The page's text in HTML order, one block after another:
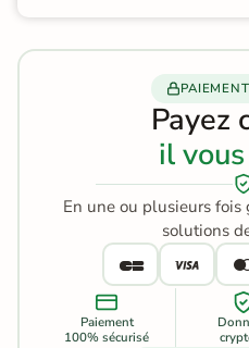
Payez
il
En une ou plusieurs fois
solutions
Paiement
100% sécurisé